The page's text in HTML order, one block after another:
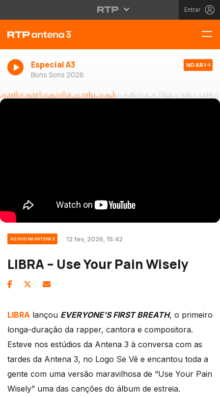
Entrar
Especial A3
Bons Sons 2026
NO AR
AO VIVO NA ANTENA 3 12 fev, 2026, 15:42
LIBRA – Use Your Pain Wisely
LIBRA lançou EVERYONE’S FIRST BREATH, o primeiro
longa-duração da rapper, cantora e compositora.
Esteve nos estúdios da Antena 3 à conversa com as
tardes da Antena 3, no Logo Se Vê e encantou toda a
gente com uma versão maravilhosa de “Use Your Pain
Wisely” uma das canções do álbum de estreia.